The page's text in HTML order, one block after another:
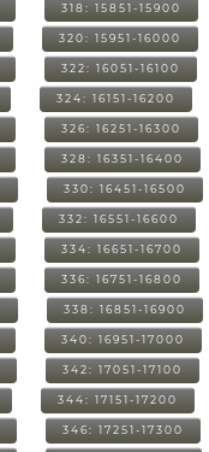
318: 15851-15900
320: 15951-16000
322: 16051-16100
324: 16151-16200
326: 16251-16300
328: 16351-16400
330: 16451-16500
332: 16551-16600
334: 16651-16700
336: 16751-16800
338: 16851-16900
340: 16951-17000
342: 17051-17100
344: 17151-17200
346: 17251-17300